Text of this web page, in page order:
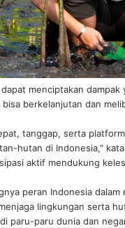
menciptakan dampak
berkelanjutan dan
tanggap, serta
hutan di Indonesia,"
aktif mendukung
peran Indonesia dalam
lingkungan serta
paru-paru dunia dan